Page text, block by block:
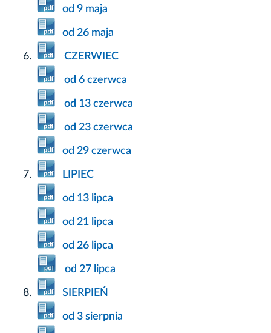
od 9 maja
od 26 maja
CZERWIEC
od 6 czerwca
od 13 czerwca
od 23 czerwca
od 29 czerwca
LIPIEC
od 13 lipca
od 21 lipca
od 26 lipca
od 27 lipca
SIERPIEŃ
od 3 sierpnia